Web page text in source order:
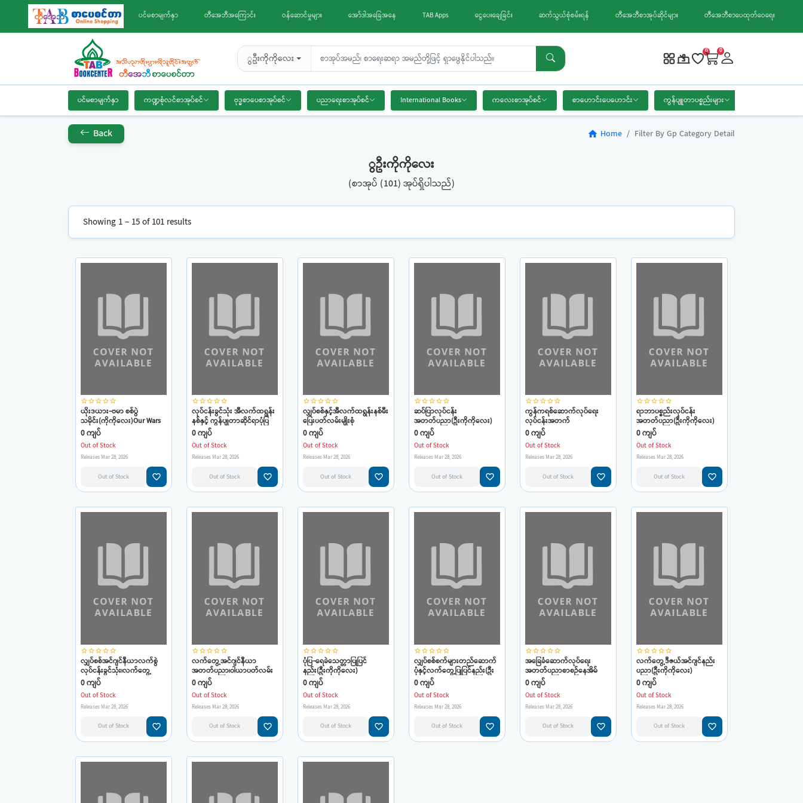
ပင်မစာမျက်နှာ တီအေဘီအကြောင်း ဝန်ဆောင်မှုများ အော်ဒါအခြေအနေ TAB Apps ငွေပေးချေခြင်း ဆက်သွယ်စုံစမ်းရန် တီအေဘီစာအုပ်ဆိုင်များ တီအေဘီစာပေထုတ်ဝေရေး
ွဦးကိုကိုလေး
0 0
ပင်မစာမျက်နှာ ကဏ္ဍစုံလင်စာအုပ်စင် ဗုဒ္ဓစာပေစာအုပ်စင် ပညာရေးစာအုပ်စင် International Books ကလေးစာအုပ်စင် စာဟောင်းပေဟောင်း ကွန်ပျူတာပစ္စည်းများ
Back home Home Filter By Gp Category Detail
ွဦးကိုကိုလေး
(စာအုပ် (101) အုပ်ရှိပါသည်)
Showing 1 – 15 of 101 results
star_borderstar_borderstar_borderstar_borderstar_border
ယိုးဒယား-ဗမာ စစ်ပွဲ
သမိုင်း(ကိုကိုလေး)Our Wars
With Burmese
0 ကျပ်
Out of Stock
Releases Mar 28, 2026
Out of Stock favorite_border
star_borderstar_borderstar_borderstar_borderstar_border
လုပ်ငန်းခွင်သုံး အီလက်ထရွန်း
နစ်နှင့် ကွန်ပျုတာဆိုင်ရာပုံပြ
နည်းပညာအဘိဓာန်(ဦးကိုကို
လေး)
0 ကျပ်
Out of Stock
Releases Mar 28, 2026
Out of Stock favorite_border
star_borderstar_borderstar_borderstar_borderstar_border
လျှပ်စစ်နှင့်အီလက်ထရွန်းနစ်မီး
ပြေးပတ်လမ်းမျိုးစုံ
0 ကျပ်
Out of Stock
Releases Mar 28, 2026
Out of Stock favorite_border
star_borderstar_borderstar_borderstar_borderstar_border
ဆပ်ပြာလုပ်ငန်း
အတတ်ပညာ(ဦးကိုကိုလေး)
0 ကျပ်
Out of Stock
Releases Mar 28, 2026
Out of Stock favorite_border
star_borderstar_borderstar_borderstar_borderstar_border
ကွန်ကရစ်ဆောက်လုပ်ရေး
လုပ်ငန်းအတက်
ပညာ(Concrete
Construction Technology)
(ဦးကိုကိုလေး)
0 ကျပ်
Out of Stock
Releases Mar 28, 2026
Out of Stock favorite_border
star_borderstar_borderstar_borderstar_borderstar_border
ရာဘာပစ္စည်းလုပ်ငန်း
အတတ်ပညာ(ဦးကိုကိုလေး)
0 ကျပ်
Out of Stock
Releases Mar 28, 2026
Out of Stock favorite_border
star_borderstar_borderstar_borderstar_borderstar_border
လျှပ်စစ်အင်ဂျင်နီယာလက်စွဲ
လုပ်ငန်းခွင်သုံး၊လက်တွေ့
ပြစ်ချက်ရှာဖွေနည်းများ(ဦး
ကိုကိုလေး)
0 ကျပ်
Out of Stock
Releases Mar 28, 2026
Out of Stock favorite_border
star_borderstar_borderstar_borderstar_borderstar_border
လက်တွေ့အင်ဂျင်နီယာ
အတတ်ပညာ၊ဝါယာပတ်လမ်း
များတည်ဆောက်နည်းနှင့်
စစ်ဆေးနည်းများ
0 ကျပ်
Out of Stock
Releases Mar 28, 2026
Out of Stock favorite_border
star_borderstar_borderstar_borderstar_borderstar_border
ပုံပြ-ရေခဲသေတ္တာပြုပြင်
နည်း(ဦးကိုကိုလေး)
0 ကျပ်
Out of Stock
Releases Mar 28, 2026
Out of Stock favorite_border
star_borderstar_borderstar_borderstar_borderstar_border
လျှပ်စစ်စက်များတည်ဆောက်
ပုံနှင့်လက်တွေ့ပြုပြင်နည်း(ဦး
ကိုကိုလေး)
0 ကျပ်
Out of Stock
Releases Mar 28, 2026
Out of Stock favorite_border
star_borderstar_borderstar_borderstar_borderstar_border
အခြေခံဆောက်လုပ်ရေး
အတတ်ပညာစာစဉ်နေအိမ်
ပြုပြင်နည်းများ(ဦးကိုကိုလေး)
0 ကျပ်
Out of Stock
Releases Mar 28, 2026
Out of Stock favorite_border
star_borderstar_borderstar_borderstar_borderstar_border
လက်တွေ့ဒီဇယ်အင်ဂျင်နည်း
ပညာ(ဦးကိုကိုလေး)
0 ကျပ်
Out of Stock
Releases Mar 28, 2026
Out of Stock favorite_border